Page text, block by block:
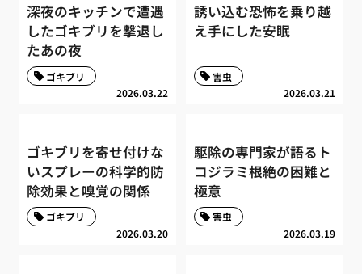
深夜のキッチンで遭遇
したゴキブリを撃退し
たあの夜
2026.03.22
ゴキブリ
誘い込む恐怖を乗り越
え手にした安眠
2026.03.21
害虫
ゴキブリを寄せ付けな
いスプレーの科学的防
除効果と嗅覚の関係
2026.03.20
ゴキブリ
駆除の専門家が語るト
コジラミ根絶の困難と
極意
2026.03.19
害虫